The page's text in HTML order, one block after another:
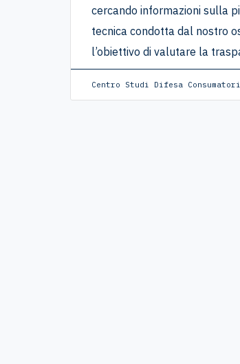
cercando informazioni sulla
tecnica condotta dal nostro
l’obiettivo di valutare la
Centro Studi Difesa Consumatori